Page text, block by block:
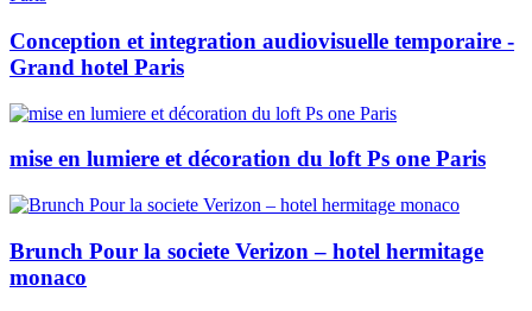
Conception et integration audiovisuelle temporaire -
Grand hotel Paris
mise en lumiere et décoration du loft Ps one Paris
Brunch Pour la societe Verizon – hotel hermitage
monaco